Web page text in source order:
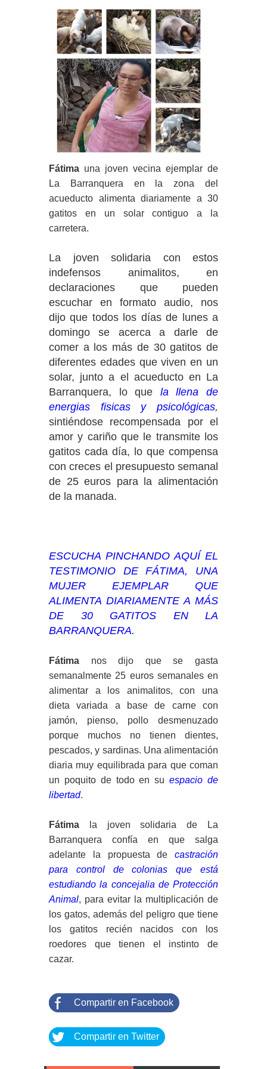
Fátima una joven vecina ejemplar de
La Barranquera en la zona del
acueducto alimenta diariamente a 30
gatitos en un solar contiguo a la
carretera.
La joven solidaria con estos
indefensos animalitos, en
declaraciones que pueden
escuchar en formato audio, nos
dijo que todos los días de lunes a
domingo se acerca a darle de
comer a los más de 30 gatitos de
diferentes edades que viven en un
solar, junto a el acueducto en La
Barranquera, lo que la llena de
energias fisicas y psicológicas,
sintiéndose recompensada por el
amor y cariño que le transmite los
gatitos cada día, lo que compensa
con creces el presupuesto semanal
de 25 euros para la alimentación
de la manada.
ESCUCHA PINCHANDO AQUÍ EL
TESTIMONIO DE FÁTIMA, UNA
MUJER EJEMPLAR QUE
ALIMENTA DIARIAMENTE A MÁS
DE 30 GATITOS EN LA
BARRANQUERA.
Fátima nos dijo que se gasta
semanalmente 25 euros semanales en
alimentar a los animalitos, con una
dieta variada a base de carne con
jamón, pienso, pollo desmenuzado
porque muchos no tienen dientes,
pescados, y sardinas. Una alimentación
diaria muy equilibrada para que coman
un poquito de todo en suespacio de
libertad.
Fátima la joven solidaria de La
Barranquera confía en que salga
adelante la propuesta de castración
para control de colonias que está
estudiando la concejalia de Protección
Animal, para evitar la multiplicación de
los gatos, además del peligro que tiene
los gatitos recién nacidos con los
roedores que tienen el instinto de
cazar.
Compartir en Facebook
Compartir en Twitter